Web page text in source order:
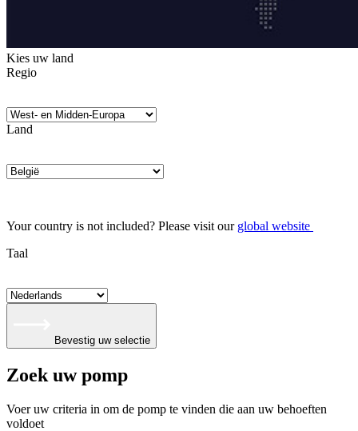
Kies uw land
Regio
Land
Your country is not included? Please visit our global website
Taal
Bevestig uw selectie
Zoek uw pomp
Voer uw criteria in om de pomp te vinden die aan uw behoeften
voldoet